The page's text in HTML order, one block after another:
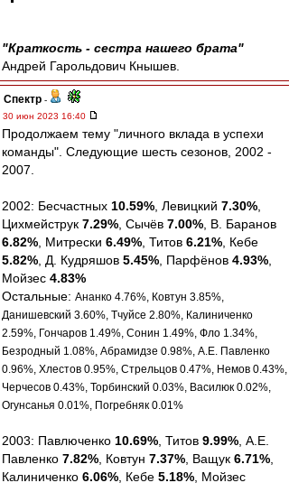
"Краткость - сестра нашего брата"
Андрей Гарольдович Кнышев.
Спектр -
30 июн 2023 16:40
Продолжаем тему "личного вклада в успехи
команды". Следующие шесть сезонов, 2002 -
2007.
2002: Бесчастных 10.59% , Левицкий 7.30%
Цихмейструк 7.29% , Сычёв 7.00% , В. Баранов
6.82% , Митрески 6.49% , Титов 6.21% , Кебе
5.82% , Д. Кудряшов 5.45% , Парфёнов 4.93%
Мойзес 4.83%
Остальные: Ананко 4.76%, Ковтун 3.85%,
Данишевский 3.60%, Тчуйсе 2.80%, Калиниченко
2.59%, Гончаров 1.49%, Сонин 1.49%, Фло 1.34%,
Безродный 1.08%, Абрамидзе 0.98%, А.Е. Павленко
0.96%, Хлестов 0.95%, Стрельцов 0.47%, Немов 0.43%,
Черчесов 0.43%, Торбинский 0.03%, Василюк 0.02%,
Огунсанья 0.01%, Погребняк 0.01%
2003: Павлюченко 10.69% , Титов 9.99% , А.Е.
Павленко 7.82% , Ковтун 7.37% , Ващук 6.71%
Калиниченко 6.06% , Кебе 5.18% , Мойзес